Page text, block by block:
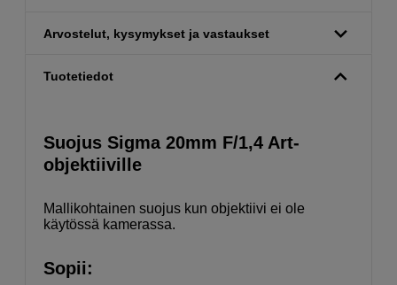
Arvostelut, kysymykset ja vastaukset
Tuotetiedot
Suojus Sigma 20mm F/1,4 Art-
objektiiville
Mallikohtainen suojus kun objektiivi ei ole
käytössä kamerassa.
Sopii: